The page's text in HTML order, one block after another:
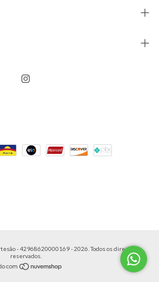
- 42968620000169 - 2026. Todos os direitos
reservados.